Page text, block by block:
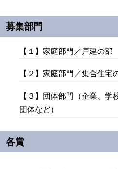
募集部門
【１】家庭部門／戸建の部
【２】家庭部門／集合住宅
【３】団体部門（企業、
団体など）
各賞